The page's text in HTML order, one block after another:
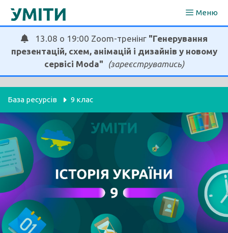
Перейти
Меню
13.08 о 19:00 Zoom-тренінг "Генерування
презентацій, схем, анімацій і дизайнів у новому
сервісі Moda"
(зареєструватись)
База ресурсів 9 клас